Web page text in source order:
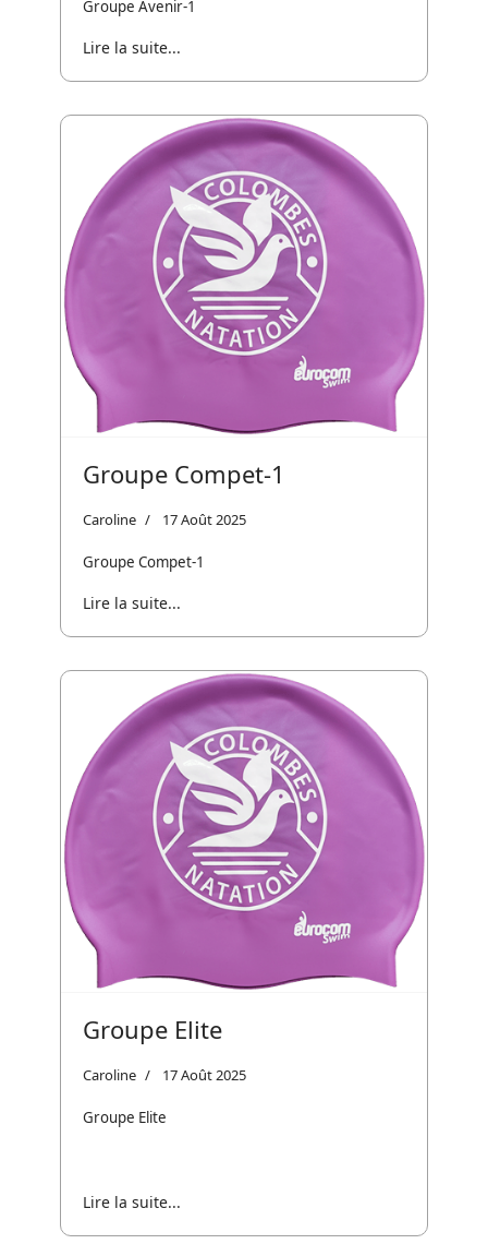
Groupe Avenir-1
Lire la suite...
Groupe Compet-1
Caroline 17 Août 2025
Groupe Compet-1
Lire la suite...
Groupe Elite
Caroline 17 Août 2025
Groupe Elite
Lire la suite...